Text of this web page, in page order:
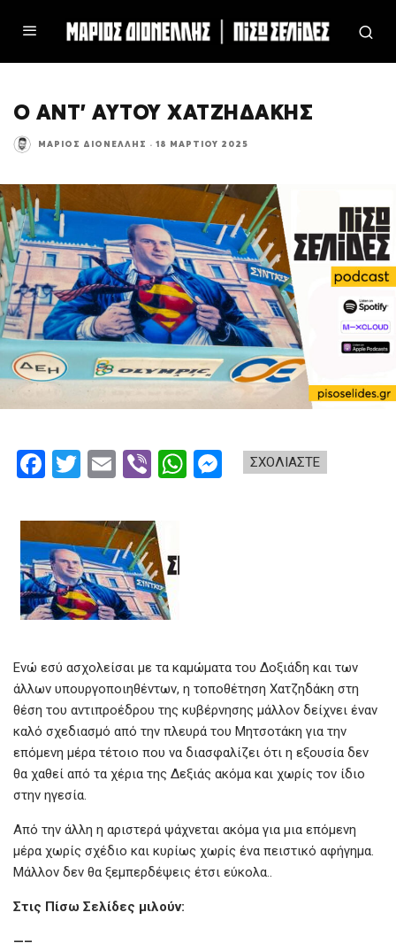
Ο ΑΝΤ’ ΑΥΤΟΥ ΧΑΤΖΗΔΑΚΗΣ
ΜΆΡΙΟΣ ΔΙΟΝΈΛΛΗΣ · 18 ΜΑΡΤΊΟΥ 2025
ΣΧΟΛΙΑΣΤΕ
F
ce
b
o
o
T
tt
er
E
ail
Vi
er
W
Ενώ εσύ ασχολείσαι με τα καμώματα του Δοξιάδη και των
άλλων υπουργοποιηθέντων, η τοποθέτηση Χατζηδάκη στη
θέση του αντιπροέδρου της κυβέρνησης μάλλον δείχνει έναν
καλό σχεδιασμό από την πλευρά του Μητσοτάκη για την
επόμενη μέρα τέτοιο που να διασφαλίζει ότι η εξουσία δεν
θα χαθεί από τα χέρια της Δεξιάς ακόμα και χωρίς τον ίδιο
στην ηγεσία.
Από την άλλη η αριστερά ψάχνεται ακόμα για μια επόμενη
μέρα χωρίς σχέδιο και κυρίως χωρίς ένα πειστικό αφήγημα.
Μάλλον δεν θα ξεμπερδέψεις έτσι εύκολα..
Στις Πίσω Σελίδες μιλούν:
—–